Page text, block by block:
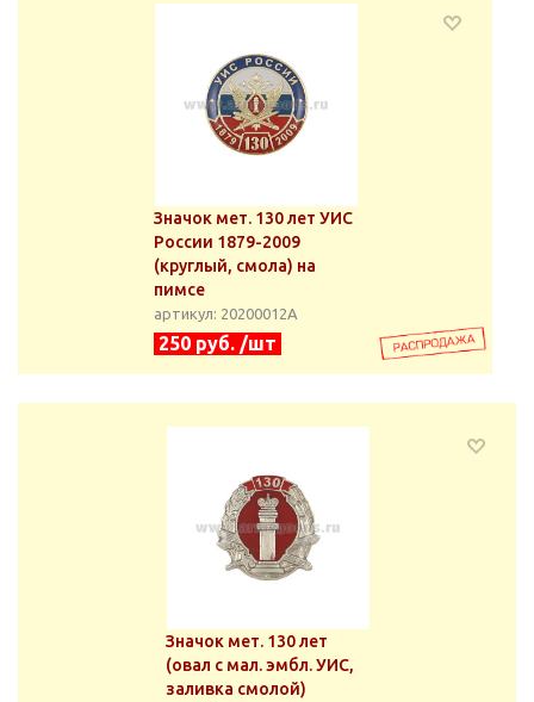
Значок мет. 130 лет УИС
России 1879-2009
(круглый, смола) на
пимсе
артикул: 20200012А
250 руб. /шт
Значок мет. 130 лет
(овал с мал. эмбл. УИС,
заливка смолой)